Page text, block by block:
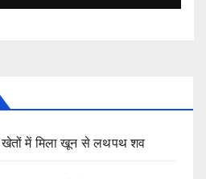
में मिला खून से लथपथ शव